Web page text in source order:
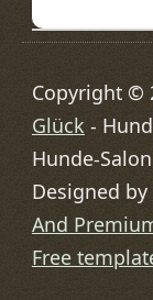
Copyright ©
Glück -
Hunde-
Designed by
And
Free